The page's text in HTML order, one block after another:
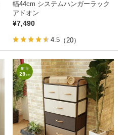
幅44cm システムハンガーラック
アドオン
¥7,490
4.5 （20）